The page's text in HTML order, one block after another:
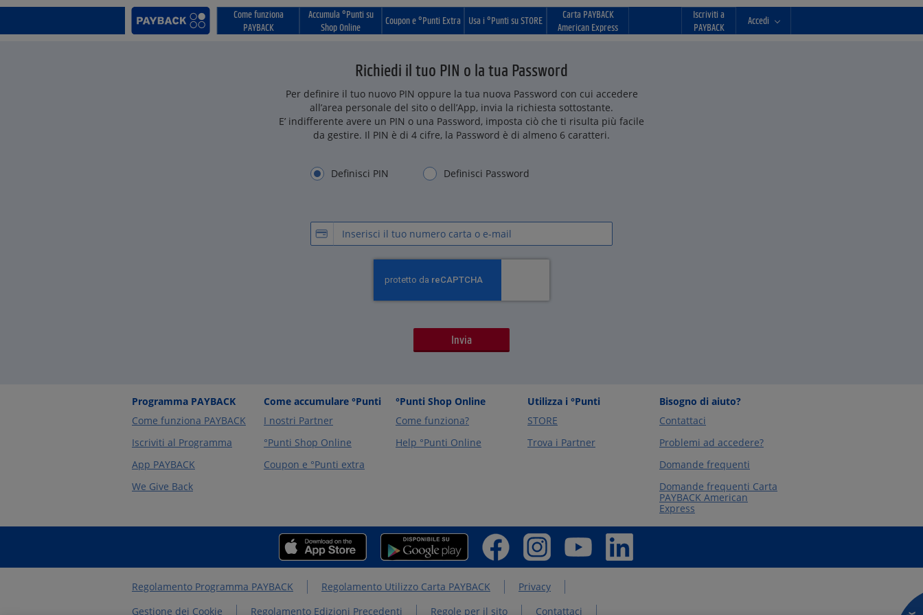
Come funziona
PAYBACK
Accumula °Punti su
Shop Online
Coupon e °Punti Extra Usa i °Punti su STORE
Carta PAYBACK
American Express
Iscriviti a
PAYBACK
Accedi
Richiedi il tuo PIN o la tua Password
Per definire il tuo nuovo PIN oppure la tua nuova Password con cui accedere
all’area personale del sito o dell’App, invia la richiesta sottostante.
E’ indifferente avere un PIN o una Password, imposta ciò che ti risulta più facile
da gestire. Il PIN è di 4 cifre, la Password è di almeno 6 caratteri.
Definisci PIN Definisci Password
Programma PAYBACK
Come funziona PAYBACK
Iscriviti al Programma
App PAYBACK
We Give Back
Come accumulare °Punti
I nostri Partner
°Punti Shop Online
Coupon e °Punti extra
°Punti Shop Online
Come funziona?
Help °Punti Online
Utilizza i °Punti
STORE
Trova i Partner
Bisogno di aiuto?
Contattaci
Problemi ad accedere?
Domande frequenti
Domande frequenti Carta
PAYBACK American
Express
Regolamento Programma PAYBACK Regolamento Utilizzo Carta PAYBACK
Privacy
Gestione dei Cookie
Regolamento Edizioni Precedenti Regole per il sito Contattaci